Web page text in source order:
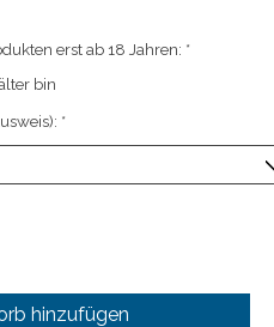
erst ab 18 Jahren: *
bin
*
hinzufügen